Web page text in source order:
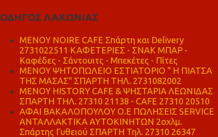
ΟΔΗΓΟΣ ΛΑΚΩΝΙΑΣ
MENOY NOIRE CAFE Σπάρτη και Delivery
2731022511 ΚΑΦΕΤΕΡΙΕΣ - ΣΝΑΚ ΜΠΑΡ -
Καφέδες - Σάντουιτς - Μπεκέτες - Πίτες
ΜΕΝΟΥ ΨΗΤΟΠΩΛΕΙΟ ΕΣΤΙΑΤΟΡΙΟ " Η ΠΙΑΤΣΑ
ΤΗΣ ΜΑΣΑΣ" ΣΠΑΡΤΗ ΤΗΛ. 2731082002
ΜΕΝΟΥ HISTORY CAFE & ΨΗΣΤΑΡΙΑ ΛΕΩΝΙΔΑΣ
ΣΠΑΡΤΗ ΤΗΛ. 27310 21138 - CAFE 27310 20510
ΑΦΑΙ ΒΑΚΑΛΟΠΟΥΛΟΥ Ο.Ε ΠΩΛΗΣΕΙΣ SERVICE
ΑΝΤΑΛΛΑΚΤΙΚΑ ΑΥΤΟΚΙΝΗΤΩΝ 2οχλμ.
Σπάρτης Γυθειού ΣΠΑΡΤΗ Τηλ. 27310 26347